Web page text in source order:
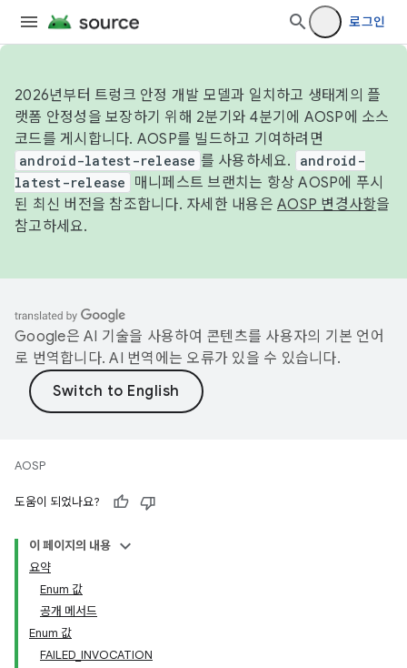
로그인
2026년부터 트렁크 안정 개발 모델과 일치하고 생태계의 플
랫폼 안정성을 보장하기 위해 2분기와 4분기에 AOSP에 소스
코드를 게시합니다. AOSP를 빌드하고 기여하려면
android-latest-release 를 사용하세요.
android-
latest-release
매니페스트 브랜치는 항상 AOSP에 푸시
된 최신 버전을 참조합니다. 자세한 내용은 AOSP 변경사항을
참고하세요.
Google은 AI 기술을 사용하여 콘텐츠를 사용자의 기본 언어
로 번역합니다. AI 번역에는 오류가 있을 수 있습니다.
AOSP
도움이 되었나요?
이 페이지의 내용
요약
Enum 값
공개 메서드
Enum 값
FAILED_INVOCATION